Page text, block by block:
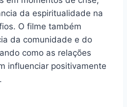
da espiritualidade na
O filme também
da comunidade e do
como as relações
influenciar positivamente